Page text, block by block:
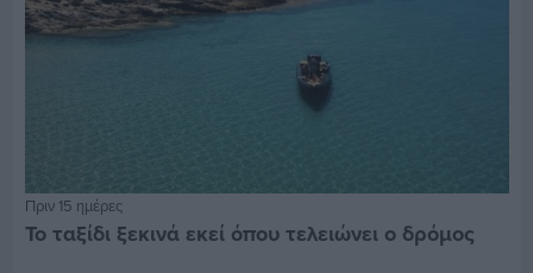
Πριν 15 ημέρες
Το ταξίδι ξεκινά εκεί όπου τελειώνει ο δρόμος